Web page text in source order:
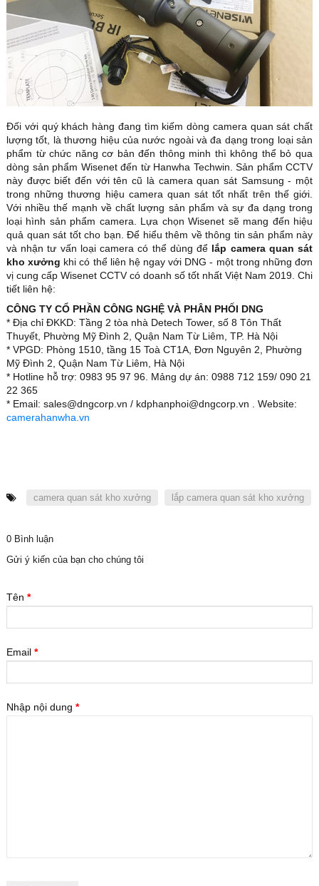
Đối với quý khách hàng đang tìm kiếm dòng camera quan sát chất
lượng tốt, là thương hiệu của nước ngoài và đa dạng trong loại sản
phẩm từ chức năng cơ bản đến thông minh thì không thể bỏ qua
dòng sản phẩm Wisenet đến từ Hanwha Techwin. Sản phẩm CCTV
này được biết đến với tên cũ là camera quan sát Samsung - một
trong những thương hiệu camera quan sát tốt nhất trên thế giới.
Với nhiều thế mạnh về chất lượng sản phẩm và sự đa dạng trong
loại hình sản phẩm camera. Lựa chọn Wisenet sẽ mang đến hiệu
quả quan sát tốt cho bạn. Để hiểu thêm về thông tin sản phẩm này
và nhận tư vấn loại camera có thể dùng để lắp camera quan sát
kho xưởng khi có thể liên hệ ngay với DNG - một trong những đơn
vị cung cấp Wisenet CCTV có doanh số tốt nhất Việt Nam 2019. Chi
tiết liên hệ:
CÔNG TY CỔ PHẦN CÔNG NGHỆ VÀ PHÂN PHỐI DNG
* Địa chỉ ĐKKD: Tầng 2 tòa nhà Detech Tower, số 8 Tôn Thất
Thuyết, Phường Mỹ Đình 2, Quận Nam Từ Liêm, TP. Hà Nội
* VPGD: Phòng 1510, tầng 15 Toà CT1A, Đơn Nguyên 2, Phường
Mỹ Đình 2, Quận Nam Từ Liêm, Hà Nội
* Hotline hỗ trợ: 0983 95 97 96. Mảng dự án: 0988 712 159/ 090 21
22 365
* Email: sales@dngcorp.vn / kdphanphoi@dngcorp.vn . Website:
camerahanwha.vn
camera quan sát kho xưởng lắp camera quan sát kho xưởng
0 Bình luận
Gửi ý kiến của bạn cho chúng tôi
Tên *
Email *
Nhập nội dung *